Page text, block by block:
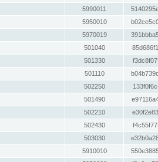
5990011
5950010
5970019
501040
501330
501110
502250
501490
502210
502430
503030
5910010